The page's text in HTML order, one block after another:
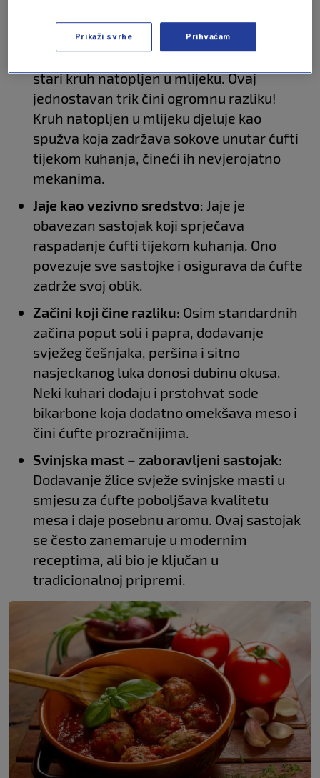
Tajni sastojak – kruh natopljen u mlijeku
Umjesto suhih krušnih mrvica, koristite
stari kruh natopljen u mlijeku. Ovaj
jednostavan trik čini ogromnu razliku!
Kruh natopljen u mlijeku djeluje kao
spužva koja zadržava sokove unutar ćufti
tijekom kuhanja, čineći ih nevjerojatno
mekanima.
Jaje kao vezivno sredstvo: Jaje je
obavezan sastojak koji sprječava
raspadanje ćufti tijekom kuhanja. Ono
povezuje sve sastojke i osigurava da ćufte
zadrže svoj oblik.
Začini koji čine razliku: Osim standardnih
začina poput soli i papra, dodavanje
svježeg češnjaka, peršina i sitno
nasjeckanog luka donosi dubinu okusa.
Neki kuhari dodaju i prstohvat sode
bikarbone koja dodatno omekšava meso i
čini ćufte prozračnijima.
Svinjska mast – zaboravljeni sastojak:
Dodavanje žlice svježe svinjske masti u
smjesu za ćufte poboljšava kvalitetu
mesa i daje posebnu aromu. Ovaj sastojak
se često zanemaruje u modernim
receptima, ali bio je ključan u
tradicionalnoj pripremi.
Prikaži svrhe Prihvaćam